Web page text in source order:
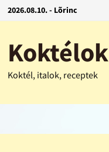
2026.08.10. - Lõrinc
Koktélok
Koktél, italok, receptek